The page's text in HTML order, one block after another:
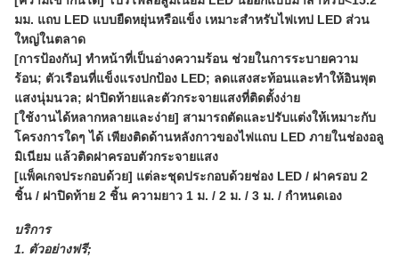
มม. แถบ LED แบบยืดหยุ่นหรือแข็ง เหมาะสำหรับไฟเทป LED ส่วน
ใหญ่ในตลาด
[การป้องกัน] ทำหน้าที่เป็นอ่างความร้อน ช่วยในการระบายความ
ร้อน; ตัวเรือนที่แข็งแรงปกป้อง LED; ลดแสงสะท้อนและทำให้อินพุต
แสงนุ่มนวล; ฝาปิดท้ายและตัวกระจายแสงที่ติดตั้งง่าย
[ใช้งานได้หลากหลายและง่าย] สามารถตัดและปรับแต่งให้เหมาะกับ
โครงการใดๆ ได้ เพียงติดด้านหลังกาวของไฟแถบ LED ภายในช่องอลู
มิเนียม แล้วติดฝาครอบตัวกระจายแสง
[แพ็คเกจประกอบด้วย] แต่ละชุดประกอบด้วยช่อง LED / ฝาครอบ 2
ชิ้น / ฝาปิดท้าย 2 ชิ้น ความยาว 1 ม. / 2 ม. / 3 ม. / กำหนดเอง
บริการ
1. ตัวอย่างฟรี;